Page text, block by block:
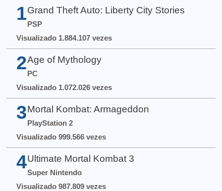
1 Grand Theft Auto: Liberty City Stories
PSP
Visualizado 1.884.107 vezes
2 Age of Mythology
PC
Visualizado 1.072.026 vezes
3 Mortal Kombat: Armageddon
PlayStation 2
Visualizado 999.566 vezes
4 Ultimate Mortal Kombat 3
Super Nintendo
Visualizado 987.809 vezes